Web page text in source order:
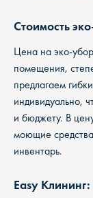
Стоимость
Цена на эко-
помещения,
предлагаем
индивидуально,
и бюджету. В
моющие
инвентарь.
Easy